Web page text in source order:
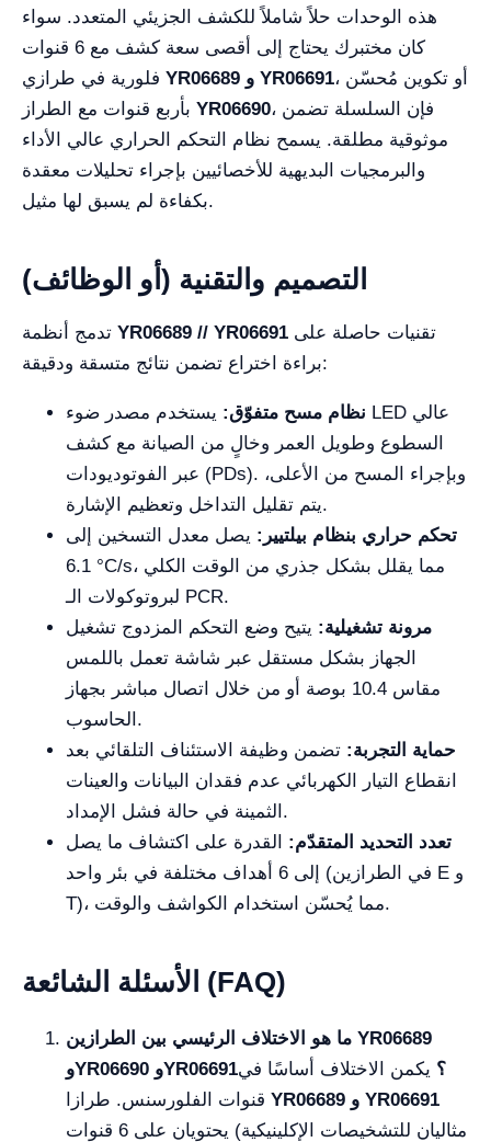
هذه الوحدات حلاً شاملاً للكشف الجزيئي المتعدد. سواء
كان مختبرك يحتاج إلى أقصى سعة كشف مع 6 قنوات
YR06689 و YR06691، أو تكوين مُحسّن
YR06690، فإن السلسلة تضمن
موثوقية مطلقة. يسمح نظام التحكم الحراري عالي الأداء
والبرمجيات البديهية للأخصائيين بإجراء تحليلات معقدة
بكفاءة لم يسبق لها مثيل.
التصميم والتقنية (أو الوظائف)
YR06689 // YR06691
براءة اختراع تضمن نتائج متسقة ودقيقة:
نظام مسح متفوّق: يستخدم مصدر ضوء LED عالي
السطوع وطويل العمر وخالٍ من الصيانة مع كشف
عبر الفوتوديودات (PDs). وبإجراء المسح من الأعلى،
يتم تقليل التداخل وتعظيم الإشارة.
تحكم حراري بنظام بيلتيير: يصل معدل التسخين إلى
6.1 °C/s، مما يقلل بشكل جذري من الوقت الكلي
لبروتوكولات الـ PCR.
مرونة تشغيلية: يتيح وضع التحكم المزدوج تشغيل
الجهاز بشكل مستقل عبر شاشة تعمل باللمس
مقاس 10.4 بوصة أو من خلال اتصال مباشر بجهاز
الحاسوب.
حماية التجربة: تضمن وظيفة الاستئناف التلقائي بعد
انقطاع التيار الكهربائي عدم فقدان البيانات والعينات
الثمينة في حالة فشل الإمداد.
تعدد التحديد المتقدّم: القدرة على اكتشاف ما يصل
إلى 6 أهداف مختلفة في بئر واحد (في الطرازين E و
T)، مما يُحسّن استخدام الكواشف والوقت.
الأسئلة الشائعة (FAQ)
ما هو الاختلاف الرئيسي بين الطرازين YR06689
وYR06690 وYR06691؟ يكمن الاختلاف أساسًا في
YR06689
و YR06691
يحتويان على 6 قنوات (مثاليان للتشخيصات الإكلينيكية